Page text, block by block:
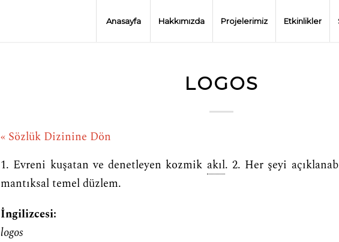
Anasayfa Hakkımızda Projelerimiz Etkinlikler
LOGOS
« Sözlük Dizinine Dön
1. Evreni kuşatan ve denetle­yen kozmik akıl. 2. Her şeyi
mantıksal temel düzlem.
İngilizcesi:
logos